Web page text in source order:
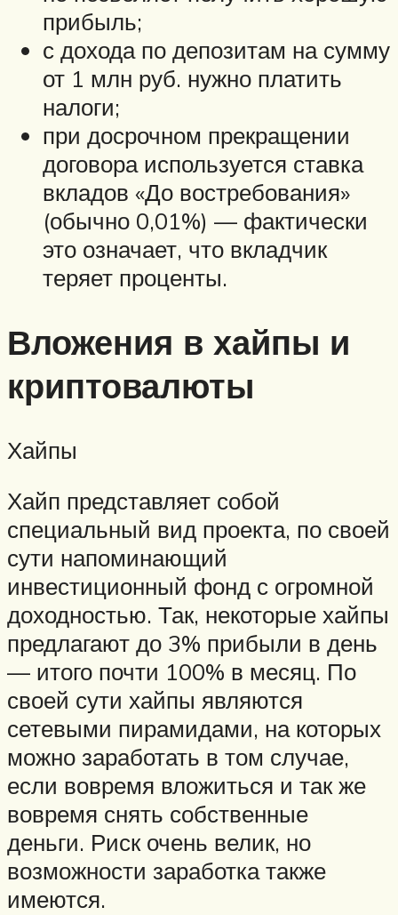
прибыль;
с дохода по депозитам на сумму
от 1 млн руб. нужно платить
налоги;
при досрочном прекращении
договора используется ставка
вкладов «До востребования»
(обычно 0,01%) — фактически
это означает, что вкладчик
теряет проценты.
Вложения в хайпы и
криптовалюты
Хайпы
Хайп представляет собой
специальный вид проекта, по своей
сути напоминающий
инвестиционный фонд с огромной
доходностью. Так, некоторые хайпы
предлагают до 3% прибыли в день
— итого почти 100% в месяц. По
своей сути хайпы являются
сетевыми пирамидами, на которых
можно заработать в том случае,
если вовремя вложиться и так же
вовремя снять собственные
деньги. Риск очень велик, но
возможности заработка также
имеются.